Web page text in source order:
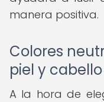
manera positiva.
Colores
piel y cabello
A la hora de